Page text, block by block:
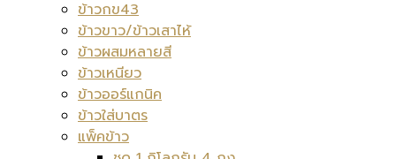
ข้าวกข43
ข้าวขาว/ข้าวเสาไห้
ข้าวผสมหลายสี
ข้าวเหนียว
ข้าวออร์แกนิค
ข้าวใส่บาตร
แพ็คข้าว